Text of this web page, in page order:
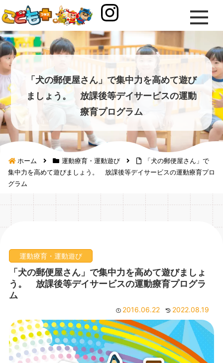
「犬の郵便屋さん」で集中力を高めて遊び
ましょう。 放課後等デイサービスの運動
療育プログラム
ホーム 運動療育・運動遊び
「犬の郵便屋さん」で
集中力を高めて遊びましょう。 放課後等デイサービスの運動療育プロ
グラム
運動療育・運動遊び
「犬の郵便屋さん」で集中力を高めて遊びましょ
う。 放課後等デイサービスの運動療育プログラ
ム
2016.06.22 2022.08.19